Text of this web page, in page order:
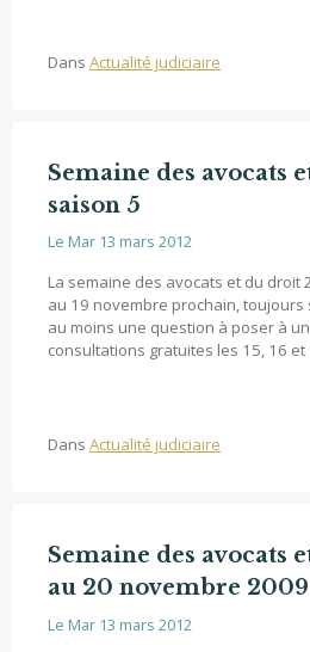
Dans Actualité judiciaire
Dans Actualité judiciaire
Semaine des avocats
saison 5
Le Mar 13 mars 2012
La semaine des avocats et du
au 19 novembre prochain, toujours
au moins une question à poser à
consultations gratuites les 15, 16
sera fixé.
Semaine des avocats
au 20 novembre 2009
Le Mar 13 mars 2012